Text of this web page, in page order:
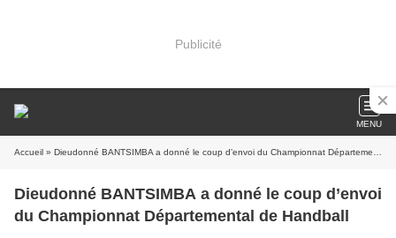
Publicité
MENU
Accueil » Dieudonné BANTSIMBA a donné le coup d’envoi du Championnat Départemental de Handball
Dieudonné BANTSIMBA a donné le coup d’envoi
du Championnat Départemental de Handball